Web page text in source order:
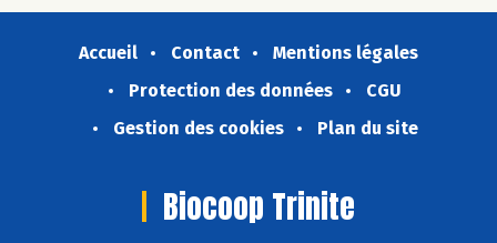
Accueil Contact
Mentions légales
Protection des données
CGU
Gestion des cookies
Plan du site
Biocoop Trinite